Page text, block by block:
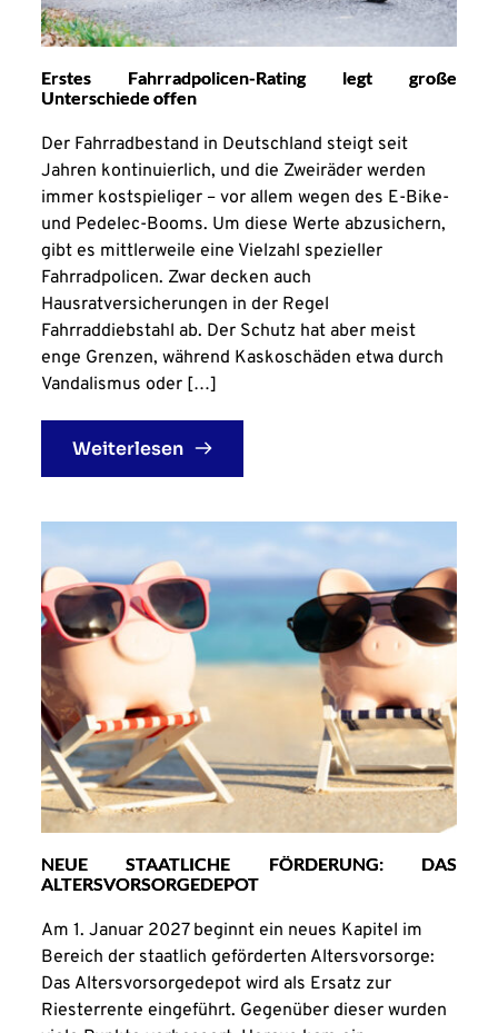
Erstes Fahrradpolicen-Rating legt große
Unterschiede offen
Der Fahrradbestand in Deutschland steigt seit
Jahren kontinuierlich, und die Zweiräder werden
immer kostspieliger – vor allem wegen des E-Bike-
und Pedelec-Booms. Um diese Werte abzusichern,
gibt es mittlerweile eine Vielzahl spezieller
Fahrradpolicen. Zwar decken auch
Hausratversicherungen in der Regel
Fahrraddiebstahl ab. Der Schutz hat aber meist
enge Grenzen, während Kaskoschäden etwa durch
Vandalismus oder […]
Weiterlesen
NEUE STAATLICHE FÖRDERUNG: DAS
ALTERSVORSORGEDEPOT
Am 1. Januar 2027 beginnt ein neues Kapitel im
Bereich der staatlich geförderten Altersvorsorge:
Das Altersvorsorgedepot wird als Ersatz zur
Riesterrente eingeführt. Gegenüber dieser wurden